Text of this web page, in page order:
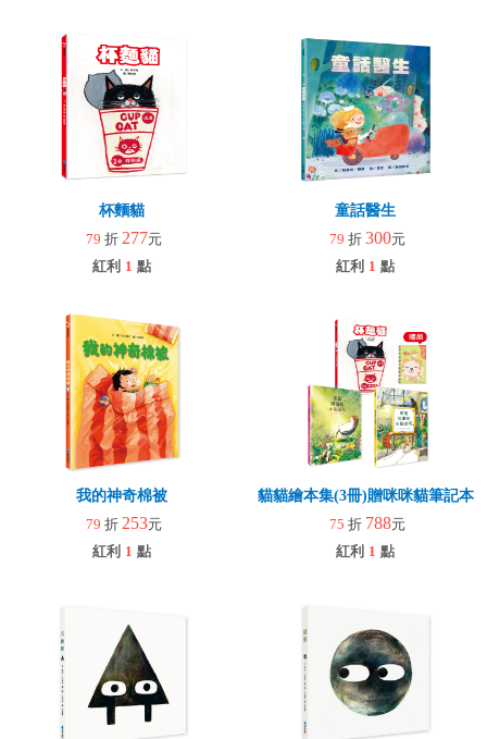
杯麵貓
79 折 277元
紅利 1 點
童話醫生
79 折 300元
紅利 1 點
我的神奇棉被
79 折 253元
紅利 1 點
貓貓繪本集(3冊)贈咪咪貓筆記本
75 折 788元
紅利 1 點